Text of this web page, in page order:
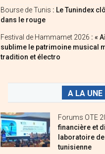
Bourse de Tunis : Le Tunindex
dans le rouge
Festival de Hammamet 2026 : «
sublime le patrimoine musical
tradition et électro
A LA UNE
Forums OTE
financière et
laboratoire
tunisienne